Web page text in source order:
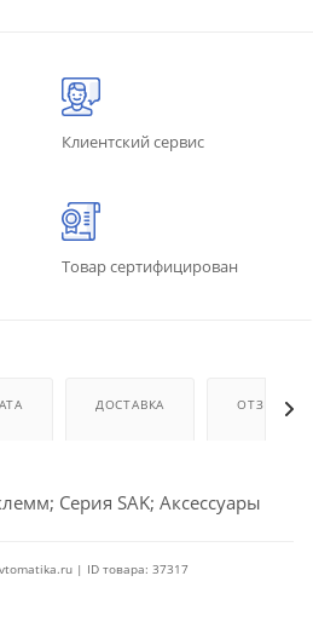
Клиентский сервис
Товар сертифицирован
ДОСТАВКА ОТЗЫВЫ
Серия SAK; Аксессуары
| ID товара: 37317